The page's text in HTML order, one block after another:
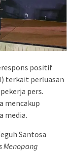
positif
terkait perluasan
pers.
mencakup
media.
Santosa
Menopang